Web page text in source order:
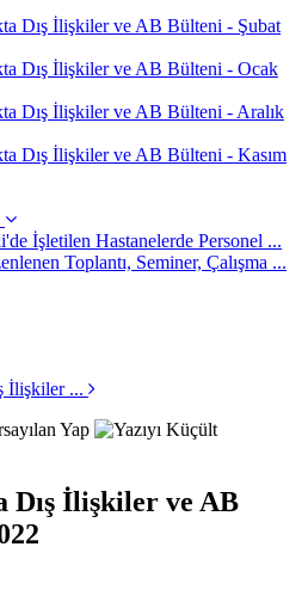
Dış İlişkiler ve AB Bülteni - Şubat
Dış İlişkiler ve AB Bülteni - Ocak
Dış İlişkiler ve AB Bülteni - Aralık
Dış İlişkiler ve AB Bülteni - Kasım
İşletilen Hastanelerde Personel ...
Toplantı, Seminer, Çalışma ...
İlişkiler ...
Dış İlişkiler ve AB